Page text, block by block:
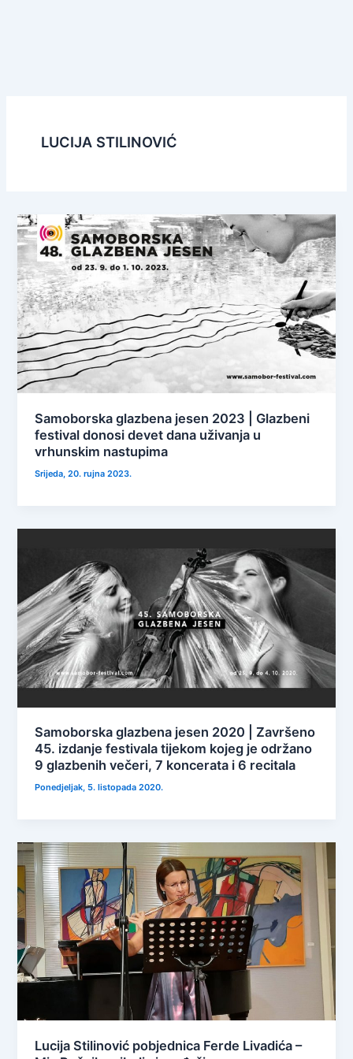
LUCIJA STILINOVIĆ
Samoborska glazbena jesen 2023 | Glazbeni
festival donosi devet dana uživanja u
vrhunskim nastupima
Srijeda, 20. rujna 2023.
Samoborska glazbena jesen 2020 | Završeno
45. izdanje festivala tijekom kojeg je održano
9 glazbenih večeri, 7 koncerata i 6 recitala
Ponedjeljak, 5. listopada 2020.
Lucija Stilinović pobjednica Ferde Livadića –